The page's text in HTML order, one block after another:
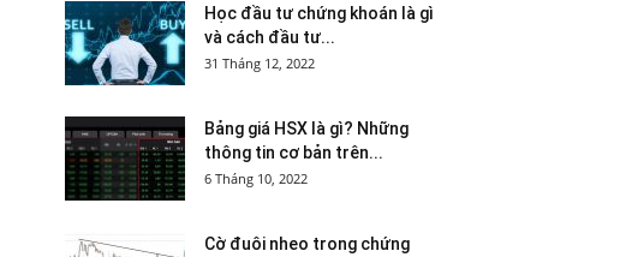
Học đầu tư chứng khoán là gì
và cách đầu tư...
31 Tháng 12, 2022
Bảng giá HSX là gì? Những
thông tin cơ bản trên...
6 Tháng 10, 2022
Cờ đuôi nheo trong chứng